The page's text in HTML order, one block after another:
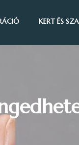
KERT ÉS